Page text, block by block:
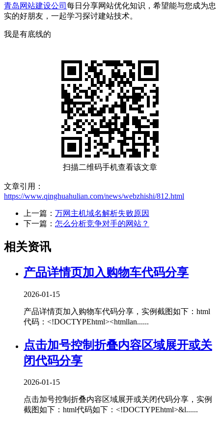
青岛网站建设公司 每日分享网站优化知识，希望能与您成为忠
实的好朋友，一起学习探讨建站技术。
我是有底线的
扫描二维码手机查看该文章
文章引用：
https://www.qinghuahulian.com/news/webzhishi/812.html
上一篇： 万网主机域名解析失败原因
下一篇： 怎么分析竞争对手的网站？
相关资讯
产品详情页加入购物车代码分享
2026-01-15
产品详情页加入购物车代码分享，实例截图如下：html
代码：<!DOCTYPEhtml><htmllan......
点击加号控制折叠内容区域展开或关
闭代码分享
2026-01-15
点击加号控制折叠内容区域展开或关闭代码分享，实例
截图如下：html代码如下：<!DOCTYPEhtml>&l......